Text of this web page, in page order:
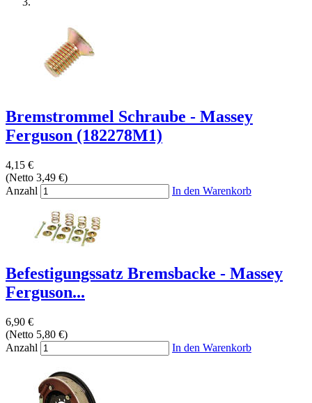
Bremstrommel Schraube - Massey
Ferguson (182278M1)
4,15 €
(Netto 3,49 €)
Anzahl
In den Warenkorb
Befestigungssatz Bremsbacke - Massey
Ferguson...
6,90 €
(Netto 5,80 €)
Anzahl
In den Warenkorb